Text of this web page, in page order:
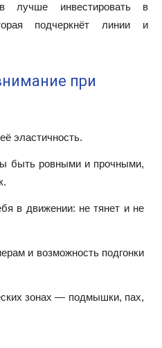
лучше инвестировать в
подчеркнёт линии и
при
эластичность.
быть ровными и прочными,
в движении: не тянет и не
и возможность подгонки
зонах — подмышки, пах,